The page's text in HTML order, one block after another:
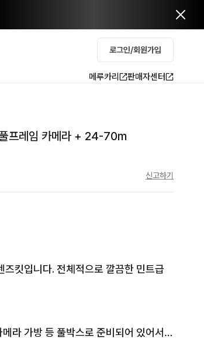
로그인/회원가입
메루카리 판매자센터
프레임 카메라 + 24-70m
신고하기
킷입니다. 전체적으로 깔끔한 민트급
라 가방 등 풀박스로 준비되어 있어서